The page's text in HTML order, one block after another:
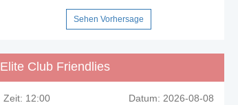
Sehen Vorhersage
Elite Club Friendlies
Zeit: 12:00 Datum: 2026-08-08